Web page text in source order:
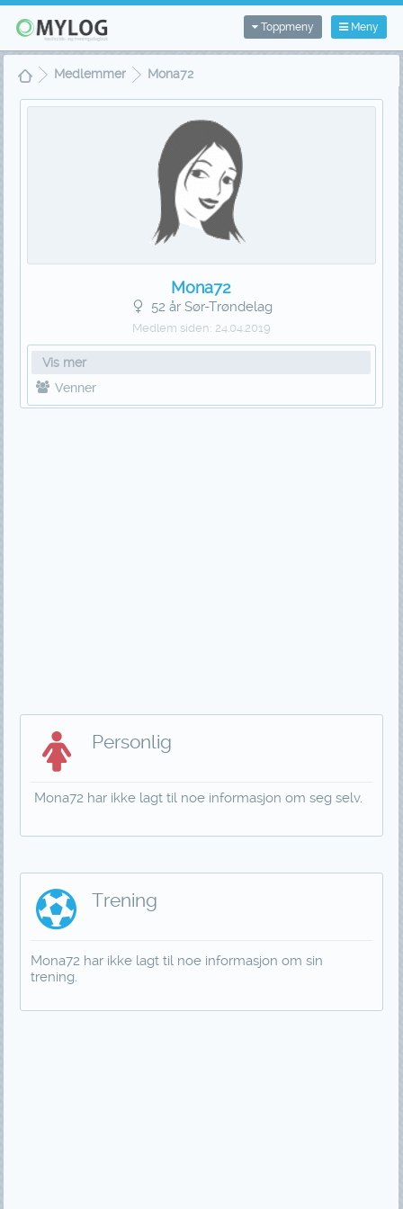
Meny
Toppmeny
Medlemmer Mona72
Mona72
52 år Sør-Trøndelag
Medlem siden: 24.04.2019
Vis mer
Venner
Personlig
Mona72 har ikke lagt til noe informasjon om seg selv.
Trening
Mona72 har ikke lagt til noe informasjon om sin
trening.